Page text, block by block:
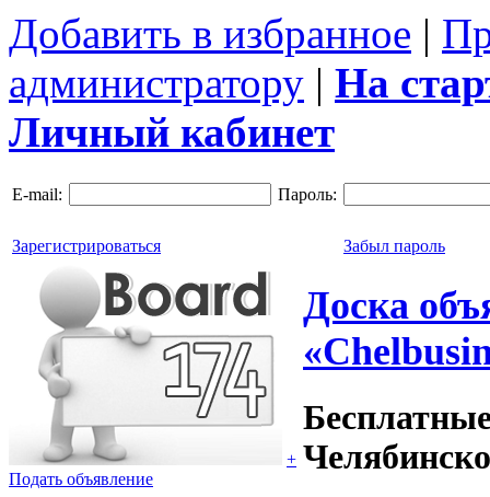
Добавить в избранное |
администратору | На
Личный кабинет
E-mail: Пароль:
Зарегистрироваться Забыл пароль
+
Подать объявление
Доска